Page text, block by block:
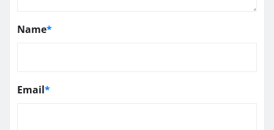
Name*
Email*